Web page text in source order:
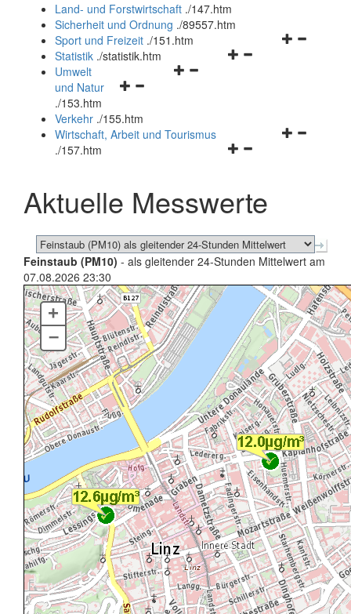
und
schließen
Land- und Forstwirtschaft ./147.htm
Sicherheit und Ordnung ./89557.htm
Navigationsmenü
Sport und Freizeit ./151.htm
Navigationsmenü
Statistik ./statistik.htm
Navigationsmenü
und
schließen
Umwelt
und Natur
./153.htm
Verkehr ./155.htm
Navigationsmenü
schließen
Wirtschaft, Arbeit und Tourismus
./157.htm
Aktuelle Messwerte
Feinstaub (PM10) - als gleitender 24-Stunden Mittelwert am
07.08.2026 23:30
+
–